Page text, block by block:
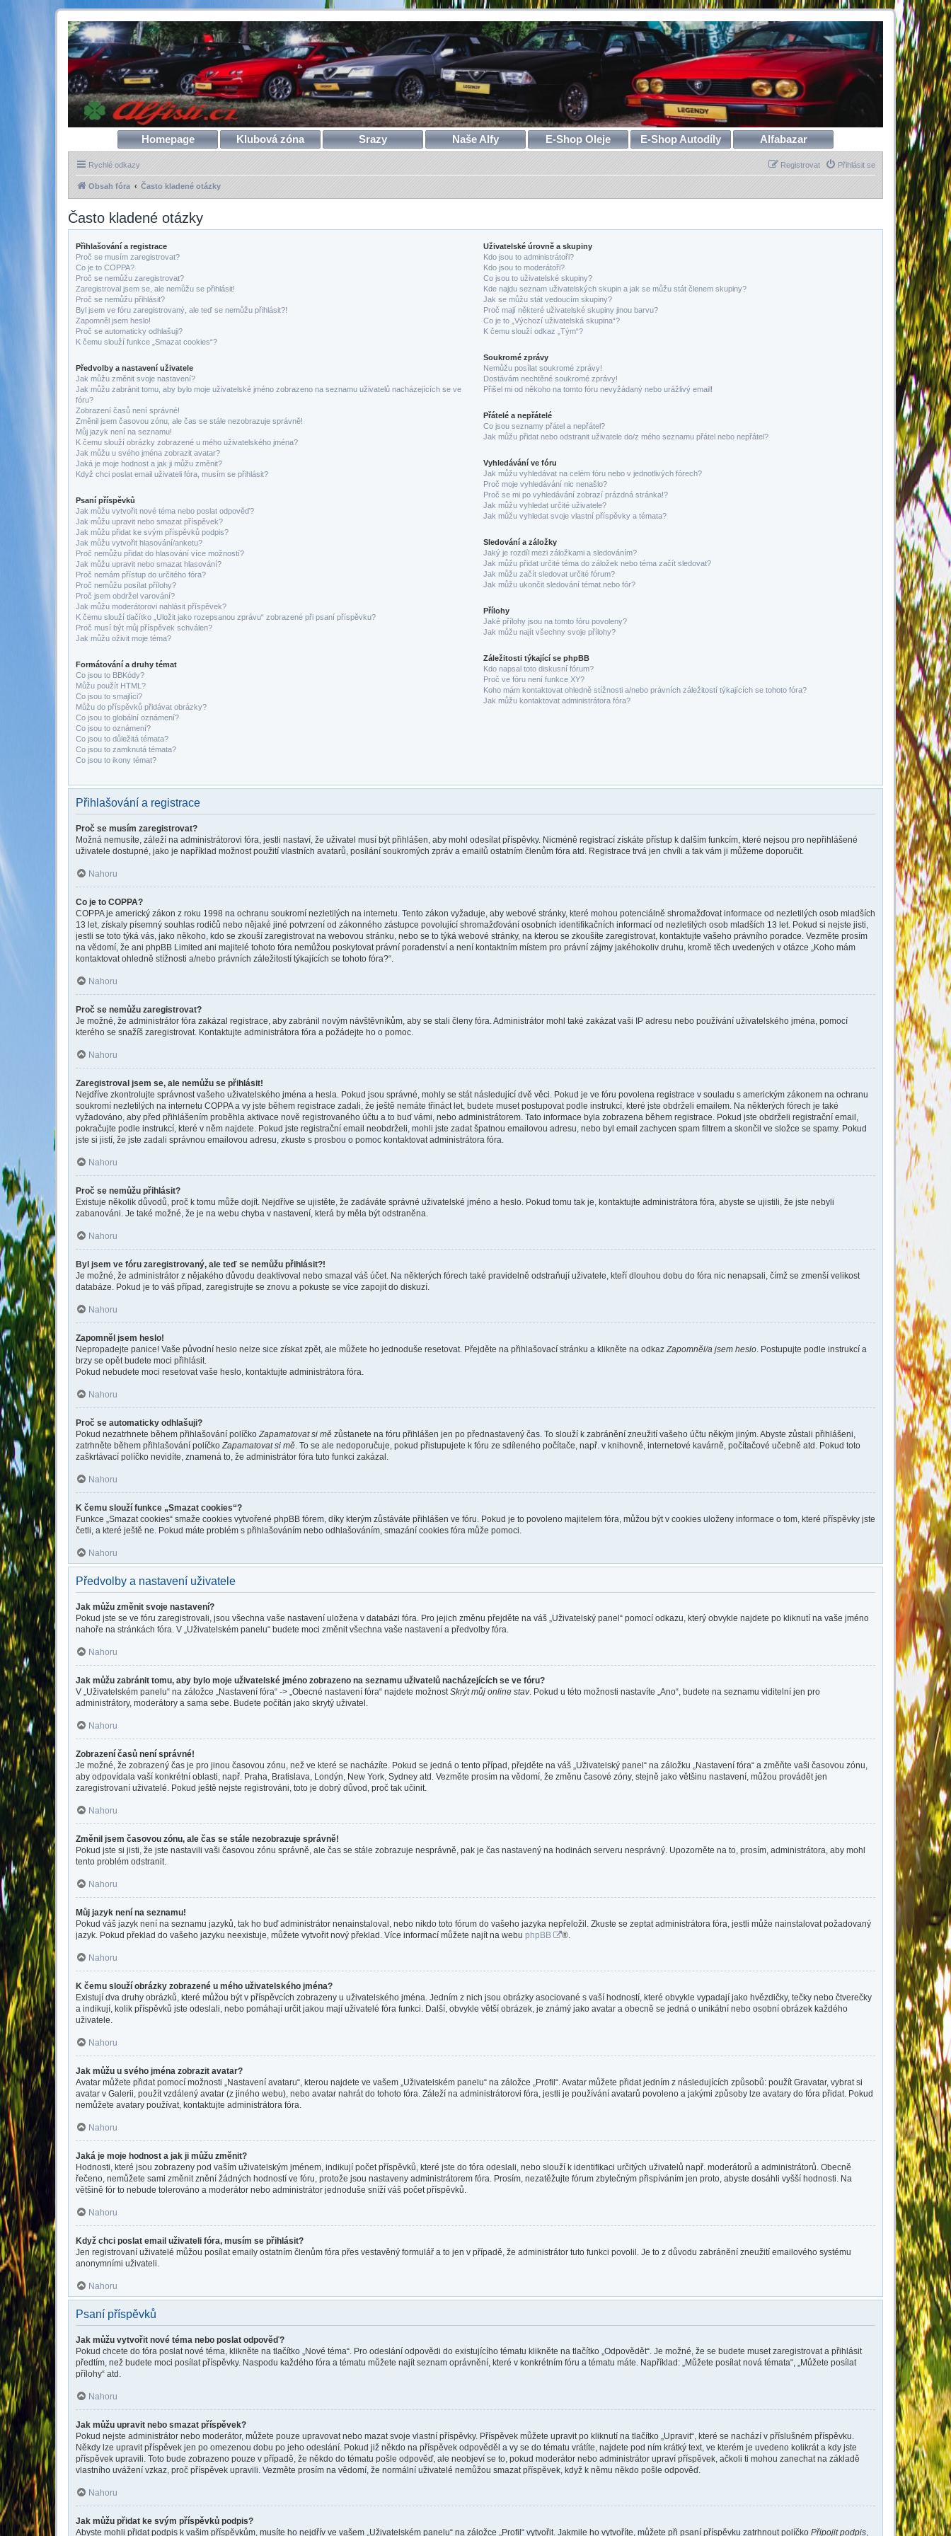
Homepage Klubová zóna Srazy Naše Alfy E-Shop Oleje E-Shop Autodíly Alfabazar
Rychlé odkazy Přihlásit se
Registrovat
Obsah fóra Často kladené otázky
Často kladené otázky
Přihlašování a registrace
Proč se musím zaregistrovat?
Co je to COPPA?
Proč se nemůžu zaregistrovat?
Zaregistroval jsem se, ale nemůžu se přihlásit!
Proč se nemůžu přihlásit?
Byl jsem ve fóru zaregistrovaný, ale teď se nemůžu přihlásit?!
Zapomněl jsem heslo!
Proč se automaticky odhlašuji?
K čemu slouží funkce „Smazat cookies“?
Předvolby a nastavení uživatele
Jak můžu změnit svoje nastavení?
Jak můžu zabránit tomu, aby bylo moje uživatelské jméno zobrazeno na seznamu uživatelů nacházejících se ve
fóru?
Zobrazení časů není správné!
Změnil jsem časovou zónu, ale čas se stále nezobrazuje správně!
Můj jazyk není na seznamu!
K čemu slouží obrázky zobrazené u mého uživatelského jména?
Jak můžu u svého jména zobrazit avatar?
Jaká je moje hodnost a jak ji můžu změnit?
Když chci poslat email uživateli fóra, musím se přihlásit?
Psaní příspěvků
Jak můžu vytvořit nové téma nebo poslat odpověď?
Jak můžu upravit nebo smazat příspěvek?
Jak můžu přidat ke svým příspěvků podpis?
Jak můžu vytvořit hlasování/anketu?
Proč nemůžu přidat do hlasování více možností?
Jak můžu upravit nebo smazat hlasování?
Proč nemám přístup do určitého fóra?
Proč nemůžu posílat přílohy?
Proč jsem obdržel varování?
Jak můžu moderátorovi nahlásit příspěvek?
K čemu slouží tlačítko „Uložit jako rozepsanou zprávu“ zobrazené při psaní příspěvku?
Proč musí být můj příspěvek schválen?
Jak můžu oživit moje téma?
Formátování a druhy témat
Co jsou to BBKódy?
Můžu použít HTML?
Co jsou to smajlíci?
Můžu do příspěvků přidávat obrázky?
Co jsou to globální oznámení?
Co jsou to oznámení?
Co jsou to důležitá témata?
Co jsou to zamknutá témata?
Co jsou to ikony témat?
Uživatelské úrovně a skupiny
Kdo jsou to administrátoři?
Kdo jsou to moderátoři?
Co jsou to uživatelské skupiny?
Kde najdu seznam uživatelských skupin a jak se můžu stát členem skupiny?
Jak se můžu stát vedoucím skupiny?
Proč mají některé uživatelské skupiny jinou barvu?
Co je to „Výchozí uživatelská skupina“?
K čemu slouží odkaz „Tým“?
Soukromé zprávy
Nemůžu posílat soukromé zprávy!
Dostávám nechtěné soukromé zprávy!
Přišel mi od někoho na tomto fóru nevyžádaný nebo urážlivý email!
Přátelé a nepřátelé
Co jsou seznamy přátel a nepřátel?
Jak můžu přidat nebo odstranit uživatele do/z mého seznamu přátel nebo nepřátel?
Vyhledávání ve fóru
Jak můžu vyhledávat na celém fóru nebo v jednotlivých fórech?
Proč moje vyhledávání nic nenašlo?
Proč se mi po vyhledávání zobrazí prázdná stránka!?
Jak můžu vyhledat určité uživatele?
Jak můžu vyhledat svoje vlastní příspěvky a témata?
Sledování a záložky
Jaký je rozdíl mezi záložkami a sledováním?
Jak můžu přidat určité téma do záložek nebo téma začít sledovat?
Jak můžu začít sledovat určité fórum?
Jak můžu ukončit sledování témat nebo fór?
Přílohy
Jaké přílohy jsou na tomto fóru povoleny?
Jak můžu najít všechny svoje přílohy?
Záležitosti týkající se phpBB
Kdo napsal toto diskusní fórum?
Proč ve fóru není funkce XY?
Koho mám kontaktovat ohledně stížnosti a/nebo právních záležitostí týkajících se tohoto fóra?
Jak můžu kontaktovat administrátora fóra?
Přihlašování a registrace
Proč se musím zaregistrovat?
Možná nemusíte, záleží na administrátorovi fóra, jestli nastaví, že uživatel musí být přihlášen, aby mohl odesílat příspěvky. Nicméně registrací získáte přístup k dalším funkcím, které nejsou pro nepřihlášené
uživatele dostupné, jako je například možnost použití vlastních avatarů, posílání soukromých zpráv a emailů ostatním členům fóra atd. Registrace trvá jen chvíli a tak vám ji můžeme doporučit.
Nahoru
Co je to COPPA?
COPPA je americký zákon z roku 1998 na ochranu soukromí nezletilých na internetu. Tento zákon vyžaduje, aby webové stránky, které mohou potenciálně shromažďovat informace od nezletilých osob mladších
13 let, získaly písemný souhlas rodičů nebo nějaké jiné potvrzení od zákonného zástupce povolující shromažďování osobních identifikačních informací od nezletilých osob mladších 13 let. Pokud si nejste jisti,
jestli se toto týká vás, jako někoho, kdo se zkouší zaregistrovat na webovou stránku, nebo se to týká webové stránky, na kterou se zkoušíte zaregistrovat, kontaktujte vašeho právního poradce. Vezměte prosím
na vědomí, že ani phpBB Limited ani majitelé tohoto fóra nemůžou poskytovat právní poradenství a není kontaktním místem pro právní zájmy jakéhokoliv druhu, kromě těch uvedených v otázce „Koho mám
kontaktovat ohledně stížnosti a/nebo právních záležitostí týkajících se tohoto fóra?“.
Nahoru
Proč se nemůžu zaregistrovat?
Je možné, že administrátor fóra zakázal registrace, aby zabránil novým návštěvníkům, aby se stali členy fóra. Administrátor mohl také zakázat vaši IP adresu nebo používání uživatelského jména, pomocí
kterého se snažíš zaregistrovat. Kontaktujte administrátora fóra a požádejte ho o pomoc.
Nahoru
Zaregistroval jsem se, ale nemůžu se přihlásit!
Nejdříve zkontrolujte správnost vašeho uživatelského jména a hesla. Pokud jsou správné, mohly se stát následující dvě věci. Pokud je ve fóru povolena registrace v souladu s americkým zákonem na ochranu
soukromí nezletilých na internetu COPPA a vy jste během registrace zadali, že ještě nemáte třináct let, budete muset postupovat podle instrukcí, které jste obdrželi emailem. Na některých fórech je také
vyžadováno, aby před přihlášením proběhla aktivace nově registrovaného účtu a to buď vámi, nebo administrátorem. Tato informace byla zobrazena během registrace. Pokud jste obdrželi registrační email,
pokračujte podle instrukcí, které v něm najdete. Pokud jste registrační email neobdrželi, mohli jste zadat špatnou emailovou adresu, nebo byl email zachycen spam filtrem a skončil ve složce se spamy. Pokud
jste si jistí, že jste zadali správnou emailovou adresu, zkuste s prosbou o pomoc kontaktovat administrátora fóra.
Nahoru
Proč se nemůžu přihlásit?
Existuje několik důvodů, proč k tomu může dojít. Nejdříve se ujistěte, že zadáváte správné uživatelské jméno a heslo. Pokud tomu tak je, kontaktujte administrátora fóra, abyste se ujistili, že jste nebyli
zabanováni. Je také možné, že je na webu chyba v nastavení, která by měla být odstraněna.
Nahoru
Byl jsem ve fóru zaregistrovaný, ale teď se nemůžu přihlásit?!
Je možné, že administrátor z nějakého důvodu deaktivoval nebo smazal váš účet. Na některých fórech také pravidelně odstraňují uživatele, kteří dlouhou dobu do fóra nic nenapsali, čímž se zmenší velikost
databáze. Pokud je to váš případ, zaregistrujte se znovu a pokuste se více zapojit do diskuzí.
Nahoru
Zapomněl jsem heslo!
Nepropadejte panice! Vaše původní heslo nelze sice získat zpět, ale můžete ho jednoduše resetovat. Přejděte na přihlašovací stránku a klikněte na odkaz Zapomněl/a jsem heslo . Postupujte podle instrukcí a
brzy se opět budete moci přihlásit.
Pokud nebudete moci resetovat vaše heslo, kontaktujte administrátora fóra.
Nahoru
Proč se automaticky odhlašuji?
Pokud nezatrhnete během přihlašování políčko Zapamatovat si mě zůstanete na fóru přihlášen jen po přednastavený čas. To slouží k zabránění zneužití vašeho účtu někým jiným. Abyste zůstali přihlášeni,
zatrhněte během přihlašování políčko Zapamatovat si mě . To se ale nedoporučuje, pokud přistupujete k fóru ze sdíleného počítače, např. v knihovně, internetové kavárně, počítačové učebně atd. Pokud toto
zaškrtávací políčko nevidíte, znamená to, že administrátor fóra tuto funkci zakázal.
Nahoru
K čemu slouží funkce „Smazat cookies“?
Funkce „Smazat cookies“ smaže cookies vytvořené phpBB fórem, díky kterým zůstáváte přihlášen ve fóru. Pokud je to povoleno majitelem fóra, můžou být v cookies uloženy informace o tom, které příspěvky jste
četli, a které ještě ne. Pokud máte problém s přihlašováním nebo odhlašováním, smazání cookies fóra může pomoci.
Nahoru
Předvolby a nastavení uživatele
Jak můžu změnit svoje nastavení?
Pokud jste se ve fóru zaregistrovali, jsou všechna vaše nastavení uložena v databázi fóra. Pro jejich změnu přejděte na váš „Uživatelský panel“ pomocí odkazu, který obvykle najdete po kliknutí na vaše jméno
nahoře na stránkách fóra. V „Uživatelském panelu“ budete moci změnit všechna vaše nastavení a předvolby fóra.
Nahoru
Jak můžu zabránit tomu, aby bylo moje uživatelské jméno zobrazeno na seznamu uživatelů nacházejících se ve fóru?
V „Uživatelském panelu“ na záložce „Nastavení fóra“ -> „Obecné nastavení fóra“ najdete možnost Skrýt můj online stav. Pokud u této možnosti nastavíte „Ano“, budete na seznamu viditelní jen pro
administrátory, moderátory a sama sebe. Budete počítán jako skrytý uživatel.
Nahoru
Zobrazení časů není správné!
Je možné, že zobrazený čas je pro jinou časovou zónu, než ve které se nacházíte. Pokud se jedná o tento případ, přejděte na váš „Uživatelský panel“ na záložku „Nastavení fóra“ a změňte vaši časovou zónu,
aby odpovídala vaší konkrétní oblasti, např. Praha, Bratislava, Londýn, New York, Sydney atd. Vezměte prosím na vědomí, že změnu časové zóny, stejně jako většinu nastavení, můžou provádět jen
zaregistrovaní uživatelé. Pokud ještě nejste registrováni, toto je dobrý důvod, proč tak učinit.
Nahoru
Změnil jsem časovou zónu, ale čas se stále nezobrazuje správně!
Pokud jste si jisti, že jste nastavili vaši časovou zónu správně, ale čas se stále zobrazuje nesprávně, pak je čas nastavený na hodinách serveru nesprávný. Upozorněte na to, prosím, administrátora, aby mohl
tento problém odstranit.
Nahoru
Můj jazyk není na seznamu!
Pokud váš jazyk není na seznamu jazyků, tak ho buď administrátor nenainstaloval, nebo nikdo toto fórum do vašeho jazyka nepřeložil. Zkuste se zeptat administrátora fóra, jestli může nainstalovat požadovaný
jazyk. Pokud překlad do vašeho jazyku neexistuje, můžete vytvořit nový překlad. Více informací můžete najít na webu phpBB ®.
Nahoru
K čemu slouží obrázky zobrazené u mého uživatelského jména?
Existují dva druhy obrázků, které můžou být v příspěvcích zobrazeny u uživatelského jména. Jedním z nich jsou obrázky asociované s vaší hodností, které obvykle vypadají jako hvězdičky, tečky nebo čtverečky
a indikují, kolik příspěvků jste odeslali, nebo pomáhají určit jakou mají uživatelé fóra funkci. Další, obvykle větší obrázek, je známý jako avatar a obecně se jedná o unikátní nebo osobní obrázek každého
uživatele.
Nahoru
Jak můžu u svého jména zobrazit avatar?
Avatar můžete přidat pomocí možnosti „Nastavení avataru“, kterou najdete ve vašem „Uživatelském panelu“ na záložce „Profil“. Avatar můžete přidat jedním z následujících způsobů: použít Gravatar, vybrat si
avatar v Galerii, použít vzdálený avatar (z jiného webu), nebo avatar nahrát do tohoto fóra. Záleží na administrátorovi fóra, jestli je používání avatarů povoleno a jakými způsoby lze avatary do fóra přidat. Pokud
nemůžete avatary používat, kontaktujte administrátora fóra.
Nahoru
Jaká je moje hodnost a jak ji můžu změnit?
Hodnosti, které jsou zobrazeny pod vaším uživatelským jménem, indikují počet příspěvků, které jste do fóra odeslali, nebo slouží k identifikaci určitých uživatelů např. moderátorů a administrátorů. Obecně
řečeno, nemůžete sami změnit znění žádných hodností ve fóru, protože jsou nastaveny administrátorem fóra. Prosím, nezatěžujte fórum zbytečným přispíváním jen proto, abyste dosáhli vyšší hodnosti. Na
většině fór to nebude tolerováno a moderátor nebo administrátor jednoduše sníží váš počet příspěvků.
Nahoru
Když chci poslat email uživateli fóra, musím se přihlásit?
Jen registrovaní uživatelé můžou posílat emaily ostatním členům fóra přes vestavěný formulář a to jen v případě, že administrátor tuto funkci povolil. Je to z důvodu zabránění zneužití emailového systému
anonymními uživateli.
Nahoru
Psaní příspěvků
Jak můžu vytvořit nové téma nebo poslat odpověď?
Pokud chcete do fóra poslat nové téma, klikněte na tlačítko „Nové téma“. Pro odeslání odpovědi do existujícího tématu klikněte na tlačítko „Odpovědět“. Je možné, že se budete muset zaregistrovat a přihlásit
předtím, než budete moci posílat příspěvky. Naspodu každého fóra a tématu můžete najít seznam oprávnění, které v konkrétním fóru a tématu máte. Například: „Můžete posílat nová témata“, „Můžete posílat
přílohy“ atd.
Nahoru
Jak můžu upravit nebo smazat příspěvek?
Pokud nejste administrátor nebo moderátor, můžete pouze upravovat nebo mazat svoje vlastní příspěvky. Příspěvek můžete upravit po kliknutí na tlačítko „Upravit“, které se nachází v příslušném příspěvku.
Někdy lze upravit příspěvek jen po omezenou dobu po jeho odeslání. Pokud již někdo na příspěvek odpověděl a vy se do tématu vrátíte, najdete pod ním krátký text, ve kterém je uvedeno kolikrát a kdy jste
příspěvek upravili. Toto bude zobrazeno pouze v případě, že někdo do tématu pošle odpověď, ale neobjeví se to, pokud moderátor nebo administrátor upraví příspěvek, ačkoli ti mohou zanechat na základě
vlastního uvážení vzkaz, proč příspěvek upravili. Vezměte prosím na vědomí, že normální uživatelé nemůžou smazat příspěvek, když k němu někdo pošle odpověď.
Nahoru
Jak můžu přidat ke svým příspěvků podpis?
Abyste mohli přidat podpis k vašim příspěvkům, musíte ho nejdřív ve vašem „Uživatelském panelu“ na záložce „Profil“ vytvořit. Jakmile ho vytvoříte, můžete při psaní příspěvku zatrhnout políčko Připojit podpis,